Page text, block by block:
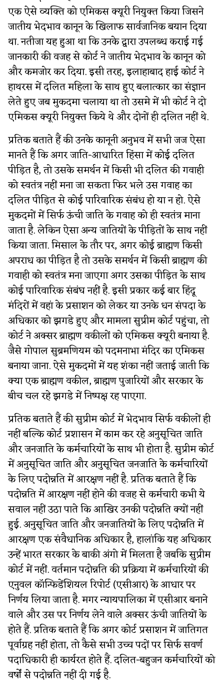
एक ऐसे व्यक्ति को एमिकस क्यूरी नियुक्त किया जिसने
जातीय भेदभाव कानून के खिलाफ सार्वजानिक बयान दिया
था. नतीजा यह हुआ था कि उनके द्वारा उपलब्ध कराई गई
जानकारी की वजह से कोर्ट ने जातीय भेदभाव के कानून को
और कमजोर कर दिया. इसी तरह, इलाहाबाद हाई कोर्ट ने
हाथरस में दलित महिला के साथ हुए बलात्कार का संज्ञान
लेते हुए जब मुकदमा चलाया था तो उसमे में भी कोर्ट ने दो
एमिकस क्यूरी नियुक्त किये थे और दोनों ही दलित नहीं थे.
प्रतिक बताते हैं की उनके कानूनी अनुभव में सभी जज ऐसा
मानते हैं कि अगर जाति-आधारित हिंसा में कोई दलित
पीड़ित है, तो उसके समर्थन में किसी भी दलित की गवाही
को स्वतंत्र नहीं मना जा सकता फिर भले उस गवाह का
दलित पीड़ित से कोई पारिवारिक संबंध हो या न हो. ऐसे
मुकदमों में सिर्फ ऊंची जाति के गवाह को ही स्वतंत्र माना
जाता है. लेकिन ऐसा अन्य जातियों के पीड़ितों के साथ नहीं
किया जाता. मिसाल के तौर पर, अगर कोई ब्राह्मण किसी
अपराध का पीड़ित है तो उसके समर्थन में किसी ब्राह्मण की
गवाही को स्वतंत्र मना जाएगा अगर उसका पीड़ित के साथ
कोई पारिवारिक संबंघ नहीं है. इसी प्रकार कई बार हिंदू
मंदिरों में वहां के प्रसाशन को लेकर या उनके धन संपदा के
अधिकार को झगडे हुए और मामला सुप्रीम कोर्ट पहुंचा, तो
कोर्ट ने अक्सर ब्राह्मण वकीलों को एमिकस क्यूरी बनाया है.
जैसे गोपाल सुब्रमणियम को पदमनाभा मंदिर का एमिकस
बनाया जाना. ऐसे मुकदमों में यह शंका नहीं जताई जाती कि
क्या एक ब्राह्मण वकील, ब्राह्मण पुजारियों और सरकार के
बीच चल रहे झगडे में निष्पक्ष रह पाएगा.
प्रतिक बताते हैं की सुप्रीम कोर्ट में भेदभाव सिर्फ वकीलों ही
नहीं बल्कि कोर्ट प्रशासन में काम कर रहे अनुसूचित जाति
और जनजाति के कर्मचारियों के साथ भी होता है. सुप्रीम कोर्ट
में अनुसूचित जाति और अनुसूचित जनजाति के कर्मचारियों
के लिए पदोन्नति में आरक्षण नहीं है. प्रतिक बताते हैं कि
पदोन्नति में आरक्षण नहीं होने की वजह से कर्मचारी कभी ये
सवाल नहीं उठा पाते कि आखिर उनकी पदोन्नति क्यों नहीं
हुई. अनुसूचित जाति और जनजातियों के लिए पदोन्नति में
आरक्षण एक संवैधानिक अधिकार है, हालांकि यह अधिकार
उन्हें भारत सरकार के बाकी अंगो में मिलता है जबकि सुप्रीम
कोर्ट में नहीं. वर्तमान पदोन्नति की प्रक्रिया में कर्मचारियों की
एनुवल कॉन्फिडेंशियल रिपोर्ट (एसीआर) के आधार पर
निर्णय लिया जाता है. मगर न्यायपालिका में एसीआर बनाने
वाले और उस पर निर्णय लेने वाले अक्सर ऊंची जातियों के
होते हैं. प्रतिक बताते हैं कि अगर कोर्ट प्रसाशन में जातिगत
पूर्वाग्रह नहीं होता, तो कैसे सभी उच्च पदों पर सिर्फ सवर्ण
पदाधिकारी ही कार्यरत होते हैं. दलित-बहुजन कर्मचारियों को
वर्षों से पदोन्नति नहीं दी गई है.